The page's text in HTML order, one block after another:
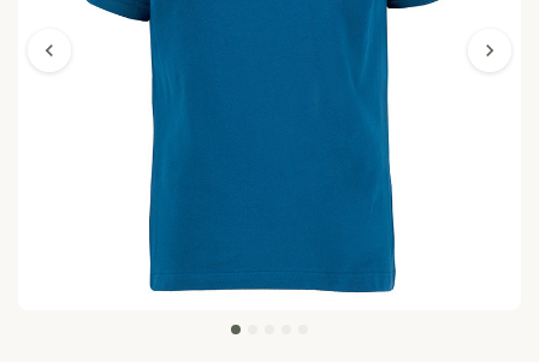
chevron_left chevron_right